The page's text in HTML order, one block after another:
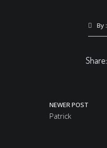
By :
Share:
NEWER POST
Patrick